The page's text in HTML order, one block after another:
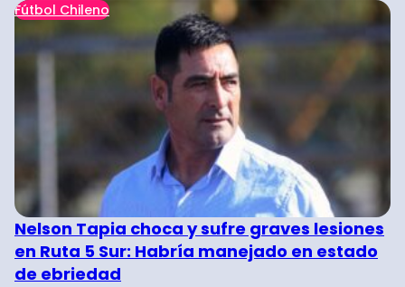
Fútbol Chileno
Nelson Tapia choca y sufre graves lesiones
en Ruta 5 Sur: Habría manejado en estado
de ebriedad